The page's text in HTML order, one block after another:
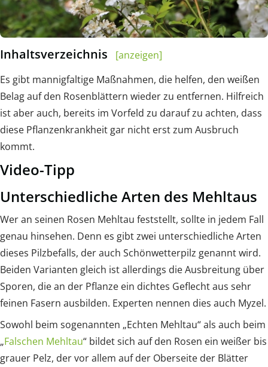
Inhaltsverzeichnis
[anzeigen]
Es gibt mannigfaltige Maßnahmen, die helfen, den weißen
Belag auf den Rosenblättern wieder zu entfernen. Hilfreich
ist aber auch, bereits im Vorfeld zu darauf zu achten, dass
diese Pflanzenkrankheit gar nicht erst zum Ausbruch
kommt.
Video-Tipp
Unterschiedliche Arten des Mehltaus
Wer an seinen Rosen Mehltau feststellt, sollte in jedem Fall
genau hinsehen. Denn es gibt zwei unterschiedliche Arten
dieses Pilzbefalls, der auch Schönwetterpilz genannt wird.
Beiden Varianten gleich ist allerdings die Ausbreitung über
Sporen, die an der Pflanze ein dichtes Geflecht aus sehr
feinen Fasern ausbilden. Experten nennen dies auch Myzel.
Sowohl beim sogenannten „Echten Mehltau“ als auch beim
„Falschen Mehltau“ bildet sich auf den Rosen ein weißer bis
grauer Pelz, der vor allem auf der Oberseite der Blätter